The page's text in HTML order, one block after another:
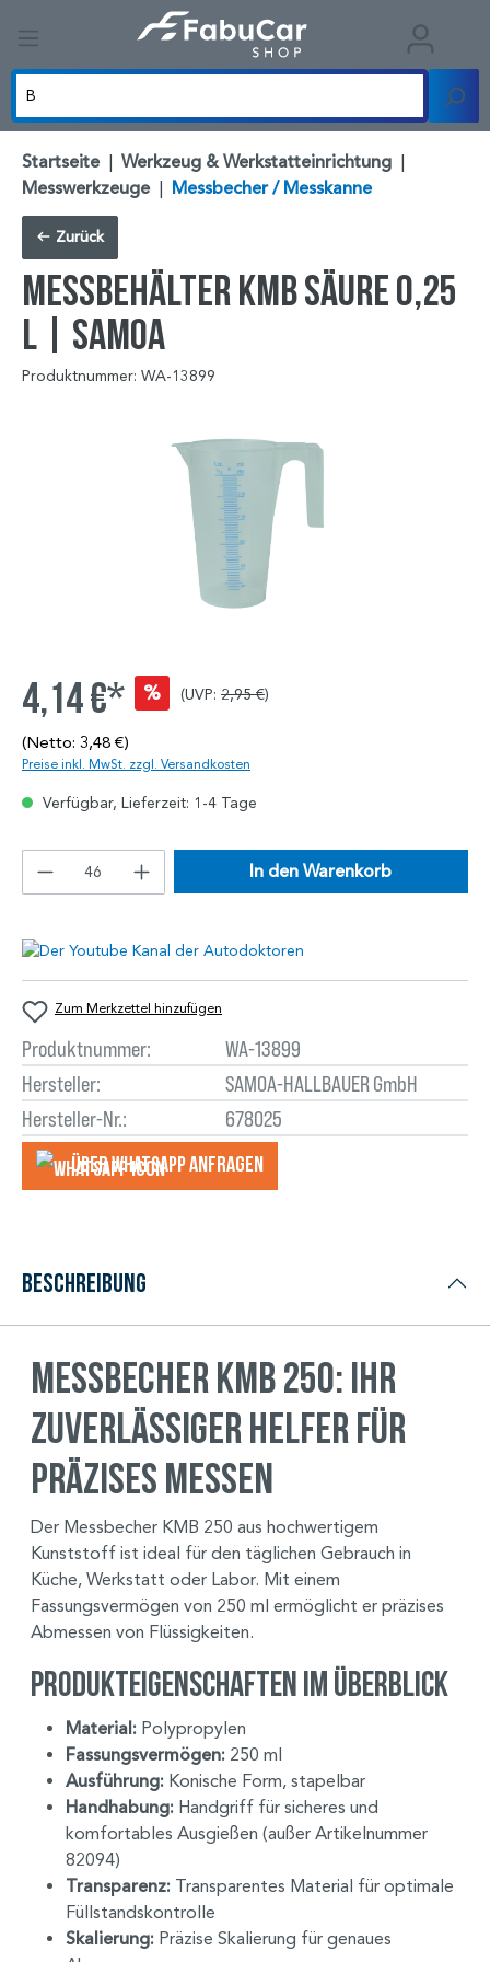
Startseite | Werkzeug & Werkstatteinrichtung |
Messwerkzeuge | Messbecher / Messkanne
Zurück
Messbehälter KMB Säure 0,25
l | SAMOA
Produktnummer: WA-13899
4,14 €* % (UVP: 2,95 €)
(Netto: 3,48 €)
Preise inkl. MwSt. zzgl. Versandkosten
Verfügbar, Lieferzeit: 1-4 Tage
In den Warenkorb
Zum Merkzettel hinzufügen
Produktnummer:
WA-13899
Hersteller:
SAMOA-HALLBAUER GmbH
Hersteller-Nr.:
678025
Über WhatsApp anfragеn
Beschreibung
Messbecher KMB 250: Ihr
zuverlässiger Helfer für
präzises Messen
Der Messbecher KMB 250 aus hochwertigem
Kunststoff ist ideal für den täglichen Gebrauch in
Küche, Werkstatt oder Labor. Mit einem
Fassungsvermögen von 250 ml ermöglicht er präzises
Abmessen von Flüssigkeiten.
Produkteigenschaften im Überblick
Material: Polypropylen
Fassungsvermögen: 250 ml
Ausführung: Konische Form, stapelbar
Handhabung: Handgriff für sicheres und
komfortables Ausgießen (außer Artikelnummer
82094)
Transparenz: Transparentes Material für optimale
Füllstandskontrolle
Skalierung: Präzise Skalierung für genaues